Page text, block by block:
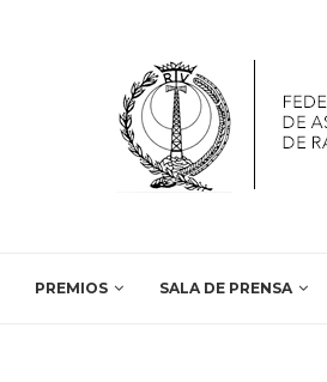
PREMIOS SALA DE PRENSA